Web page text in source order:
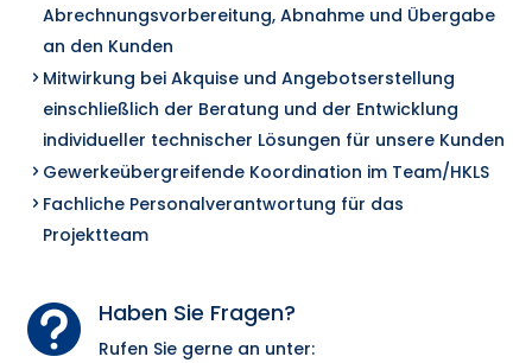
Abrechnungsvorbereitung, Abnahme und Übergabe
an den Kunden
Mitwirkung bei Akquise und Angebotserstellung
einschließlich der Beratung und der Entwicklung
individueller technischer Lösungen für unsere Kunden
Gewerkeübergreifende Koordination im Team/HKLS
Fachliche Personalverantwortung für das
Projektteam
 Haben Sie Fragen?
Rufen Sie gerne an unter: